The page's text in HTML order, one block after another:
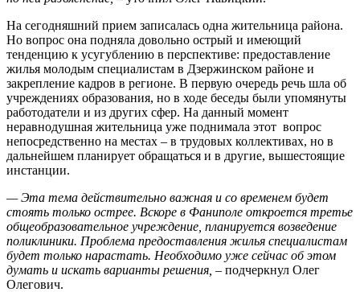
На сегодняшний прием записалась одна жительница района.
Но вопрос она подняла довольно острый и имеющий
тенденцию к усугублению в перспективе: предоставление
жилья молодым специалистам в Дзержинском районе и
закрепление кадров в регионе. В первую очередь речь шла об
учреждениях образования, но в ходе беседы были упомянуты
работодатели и из других сфер. На данный момент
неравнодушная жительница уже поднимала этот вопрос
непосредственно на местах – в трудовых коллективах, но в
дальнейшем планирует обращаться и в другие, вышестоящие
инстанции.
— Эта тема действительно важная и со временем будет
стоять только острее. Вскоре в Фаниполе откроется третье
общеобразовательное учреждение, планируется возведение
поликлиники. Проблема предоставления жилья специалистам
будет только нарастать. Необходимо уже сейчас об этом
думать и искать варианты решения, – подчеркнул Олег
Олегович.